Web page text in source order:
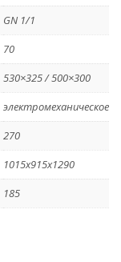
GN 1/1
70
530×325 / 500×300
электромеханическое
270
1015х915х1290
185